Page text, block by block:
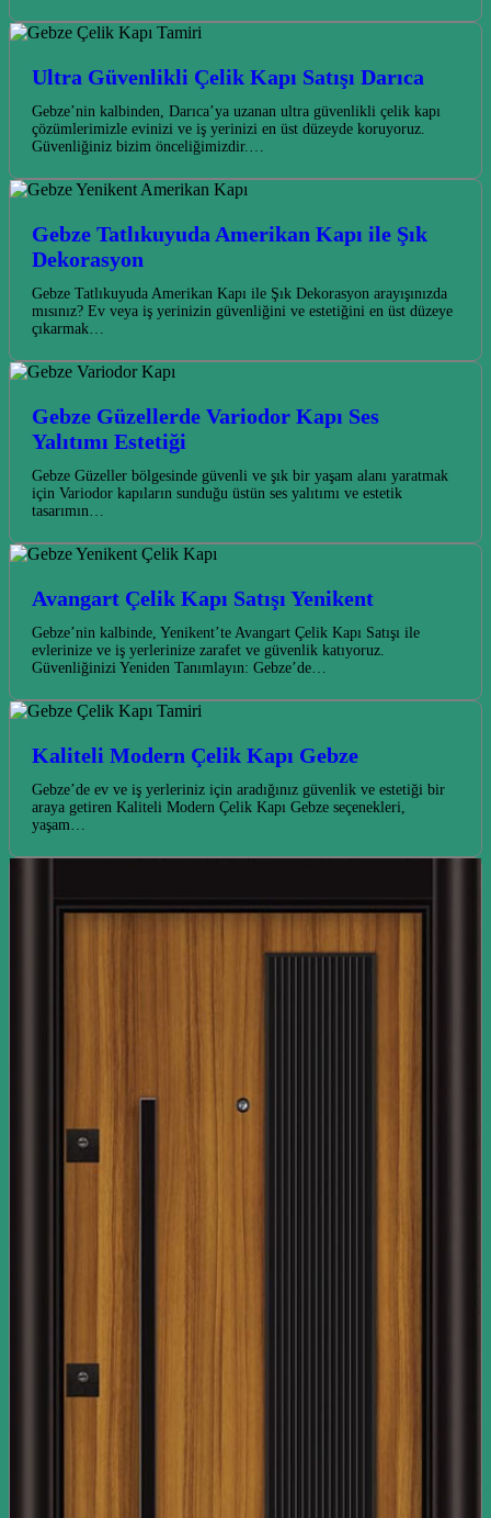
Ultra Güvenlikli Çelik Kapı Satışı Darıca
Gebze’nin kalbinden, Darıca’ya uzanan ultra güvenlikli çelik kapı
çözümlerimizle evinizi ve iş yerinizi en üst düzeyde koruyoruz.
Güvenliğiniz bizim önceliğimizdir.…
Gebze Tatlıkuyuda Amerikan Kapı ile Şık
Dekorasyon
Gebze Tatlıkuyuda Amerikan Kapı ile Şık Dekorasyon arayışınızda
mısınız? Ev veya iş yerinizin güvenliğini ve estetiğini en üst düzeye
çıkarmak…
Gebze Güzellerde Variodor Kapı Ses
Yalıtımı Estetiği
Gebze Güzeller bölgesinde güvenli ve şık bir yaşam alanı yaratmak
için Variodor kapıların sunduğu üstün ses yalıtımı ve estetik
tasarımın…
Avangart Çelik Kapı Satışı Yenikent
Gebze’nin kalbinde, Yenikent’te Avangart Çelik Kapı Satışı ile
evlerinize ve iş yerlerinize zarafet ve güvenlik katıyoruz.
Güvenliğinizi Yeniden Tanımlayın: Gebze’de…
Kaliteli Modern Çelik Kapı Gebze
Gebze’de ev ve iş yerleriniz için aradığınız güvenlik ve estetiği bir
araya getiren Kaliteli Modern Çelik Kapı Gebze seçenekleri,
yaşam…